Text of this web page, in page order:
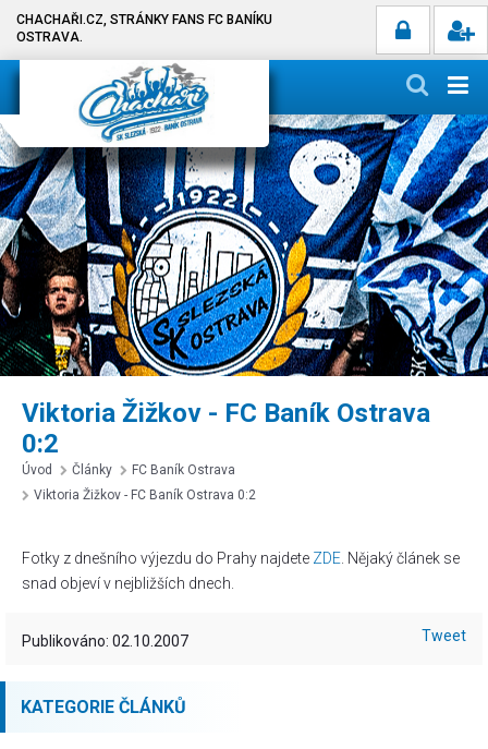
CHACHAŘI.CZ, STRÁNKY FANS FC BANÍKU
OSTRAVA.
Viktoria Žižkov - FC Baník Ostrava
0:2
Úvod Články
FC Baník Ostrava
Viktoria Žižkov - FC Baník Ostrava 0:2
Fotky z dnešního výjezdu do Prahy najdete ZDE . Nějaký článek se
snad objeví v nejbližších dnech.
Publikováno: 02.10.2007 Tweet
KATEGORIE ČLÁNKŮ